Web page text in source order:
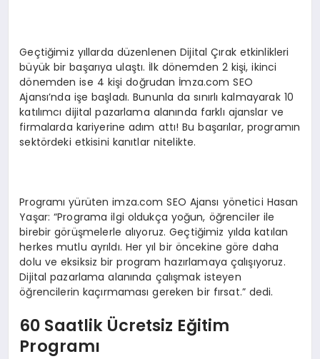
Geçtiğimiz yıllarda düzenlenen Dijital Çırak etkinlikleri
büyük bir başarıya ulaştı. İlk dönemden 2 kişi, ikinci
dönemden ise 4 kişi doğrudan İmza.com SEO
Ajansı’nda işe başladı. Bununla da sınırlı kalmayarak 10
katılımcı dijital pazarlama alanında farklı ajanslar ve
firmalarda kariyerine adım attı! Bu başarılar, programın
sektördeki etkisini kanıtlar nitelikte.
Programı yürüten imza.com SEO Ajansı yönetici Hasan
Yaşar: “Programa ilgi oldukça yoğun, öğrenciler ile
birebir görüşmelerle alıyoruz. Geçtiğimiz yılda katılan
herkes mutlu ayrıldı. Her yıl bir öncekine göre daha
dolu ve eksiksiz bir program hazırlamaya çalışıyoruz.
Dijital pazarlama alanında çalışmak isteyen
öğrencilerin kaçırmaması gereken bir fırsat.” dedi.
60 Saatlik Ücretsiz Eğitim
Programı